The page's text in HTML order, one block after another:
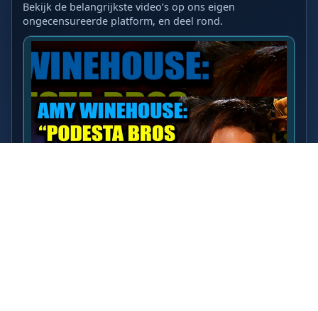
Bekijk de belangrijkste video’s op ons eigen
ongecensureerde platform, en deel rond.